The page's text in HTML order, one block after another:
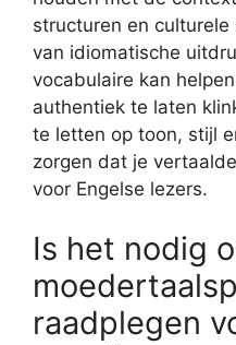
structuren en
van idiomatische
vocabulaire kan
authentiek te laten
te letten op toon, stijl
zorgen dat je
voor Engelse lezers.
Is het nodig
raadplegen